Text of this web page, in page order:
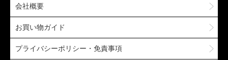
会社概要
お買い物ガイド
プライバシーポリシー・免責事項